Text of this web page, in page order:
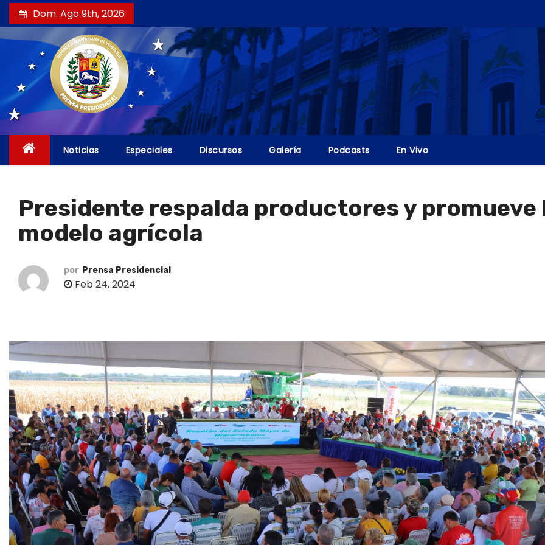
a
l
Dom. Ago 9th, 2026
Noticias Especiales Discursos Galería Podcasts En Vivo
Presidente respalda productores y
modelo agrícola
por Prensa Presidencial
Feb 24, 2024